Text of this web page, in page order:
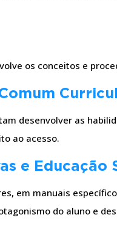
os conceitos e
desenvolver as
ao acesso.
e Educação
em manuais
do aluno e